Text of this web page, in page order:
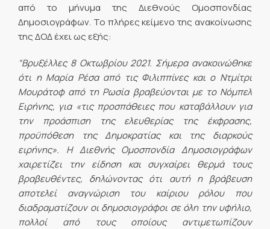
από το μήνυμα της Διεθνούς Ομοσπονδίας
Δημοσιογράφων. Το πλήρες κείμενο της ανακοίνωσης
της ΔΟΔ έχει ως εξής:
“Βρυξέλλες 8 Οκτωβρίου 2021. Σήμερα ανακοινώθηκε
ότι η Μαρία Ρέσα από τις Φιλιππίνες και ο Ντμίτρι
Μουράτοφ από τη Ρωσία βραβεύονται με το Νόμπελ
Ειρήνης, για «τις προσπάθειες που καταβάλλουν για
την προάσπιση της ελευθερίας της έκφρασης,
προϋπόθεση της Δημοκρατίας και της διαρκούς
ειρήνης». Η Διεθνής Ομοσπονδία Δημοσιογράφων
χαιρετίζει την είδηση και συγχαίρει θερμά τους
βραβευθέντες, δηλώνοντας ότι αυτή η βράβευση
αποτελεί αναγνώριση του καίριου ρόλου που
διαδραματίζουν οι δημοσιογράφοι σε όλη την υφήλιο,
πολλοί από τους οποίους αντιμετωπίζουν